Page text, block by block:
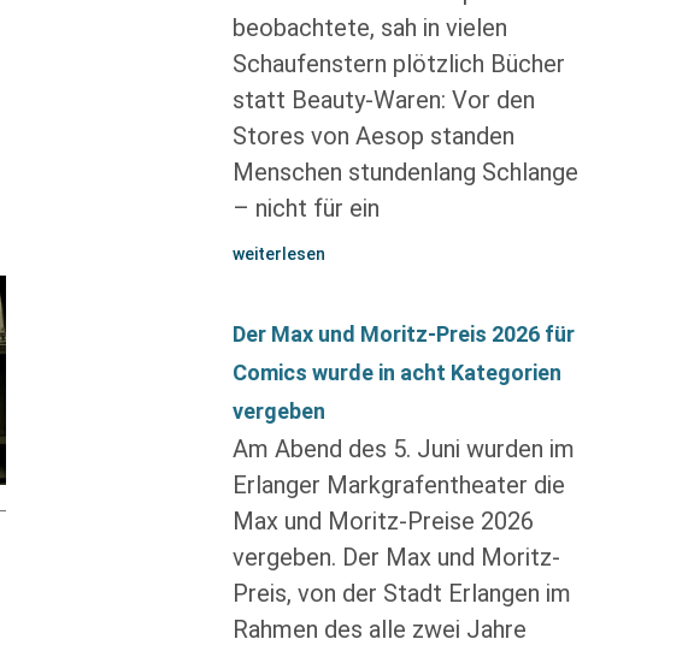
beobachtete, sah in vielen
Schaufenstern plötzlich Bücher
statt Beauty-Waren: Vor den
Stores von Aesop standen
Menschen stundenlang Schlange
– nicht für ein
weiterlesen
Der Max und Moritz-Preis 2026 für
Comics wurde in acht Kategorien
vergeben
Am Abend des 5. Juni wurden im
Erlanger Markgrafentheater die
Max und Moritz-Preise 2026
vergeben. Der Max und Moritz-
Preis, von der Stadt Erlangen im
Rahmen des alle zwei Jahre